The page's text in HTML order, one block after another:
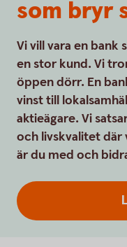
som bryr
Vi vill vara en bank
en stor kund. Vi
öppen dörr. En
vinst till
aktieägare. Vi
och livskvalitet där
är du med och